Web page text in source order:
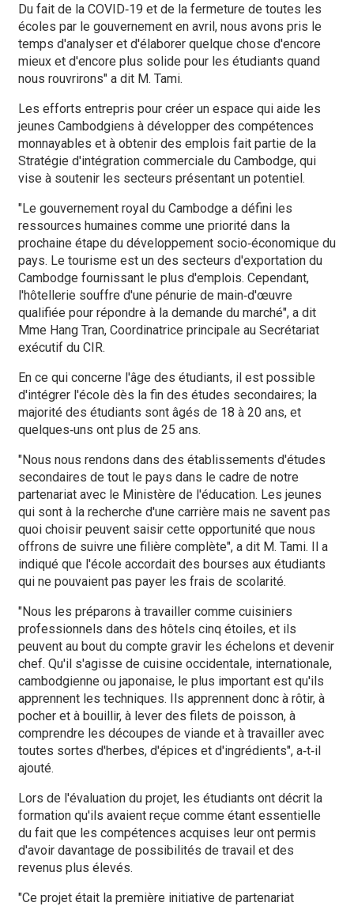
Du fait de la COVID‑19 et de la fermeture de toutes les
écoles par le gouvernement en avril, nous avons pris le
temps d'analyser et d'élaborer quelque chose d'encore
mieux et d'encore plus solide pour les étudiants quand
nous rouvrirons" a dit M. Tami.
Les efforts entrepris pour créer un espace qui aide les
jeunes Cambodgiens à développer des compétences
monnayables et à obtenir des emplois fait partie de la
Stratégie d'intégration commerciale du Cambodge, qui
vise à soutenir les secteurs présentant un potentiel.
"Le gouvernement royal du Cambodge a défini les
ressources humaines comme une priorité dans la
prochaine étape du développement socio‑économique du
pays. Le tourisme est un des secteurs d'exportation du
Cambodge fournissant le plus d'emplois. Cependant,
l'hôtellerie souffre d'une pénurie de main‑d'œuvre
qualifiée pour répondre à la demande du marché", a dit
Mme Hang Tran, Coordinatrice principale au Secrétariat
exécutif du CIR.
En ce qui concerne l'âge des étudiants, il est possible
d'intégrer l'école dès la fin des études secondaires; la
majorité des étudiants sont âgés de 18 à 20 ans, et
quelques‑uns ont plus de 25 ans.
"Nous nous rendons dans des établissements d'études
secondaires de tout le pays dans le cadre de notre
partenariat avec le Ministère de l'éducation. Les jeunes
qui sont à la recherche d'une carrière mais ne savent pas
quoi choisir peuvent saisir cette opportunité que nous
offrons de suivre une filière complète", a dit M. Tami. Il a
indiqué que l'école accordait des bourses aux étudiants
qui ne pouvaient pas payer les frais de scolarité.
"Nous les préparons à travailler comme cuisiniers
professionnels dans des hôtels cinq étoiles, et ils
peuvent au bout du compte gravir les échelons et devenir
chef. Qu'il s'agisse de cuisine occidentale, internationale,
cambodgienne ou japonaise, le plus important est qu'ils
apprennent les techniques. Ils apprennent donc à rôtir, à
pocher et à bouillir, à lever des filets de poisson, à
comprendre les découpes de viande et à travailler avec
toutes sortes d'herbes, d'épices et d'ingrédients", a‑t‑il
ajouté.
Lors de l'évaluation du projet, les étudiants ont décrit la
formation qu'ils avaient reçue comme étant essentielle
du fait que les compétences acquises leur ont permis
d'avoir davantage de possibilités de travail et des
revenus plus élevés.
"Ce projet était la première initiative de partenariat